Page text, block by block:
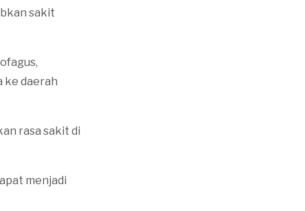
sakit
ke daerah
rasa sakit di
menjadi